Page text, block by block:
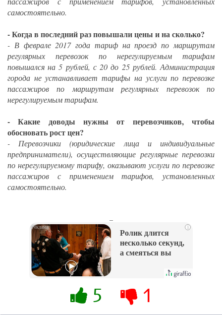
самостоятельно.
- Когда в последний раз повышали цены и на сколько?
- В феврале 2017 года тариф на проезд по маршрутам
регулярных перевозок по нерегулируемым тарифам
повышался на 5 рублей, с 20 до 25 рублей. Администрация
города не устанавливает тарифы на услуги по перевозке
пассажиров по маршрутам регулярных перевозок по
нерегулируемым тарифам.
- Какие доводы нужны от перевозчиков, чтобы
обосновать рост цен?
- Перевозчики (юридические лица и индивидуальные
предприниматели), осуществляющие регулярные перевозки
по нерегулируемому тарифу, оказывают услуги по перевозке
пассажиров с применением тарифов, установленных
самостоятельно.
i
Ролик длится
несколько секунд,
а смеяться вы
5 1